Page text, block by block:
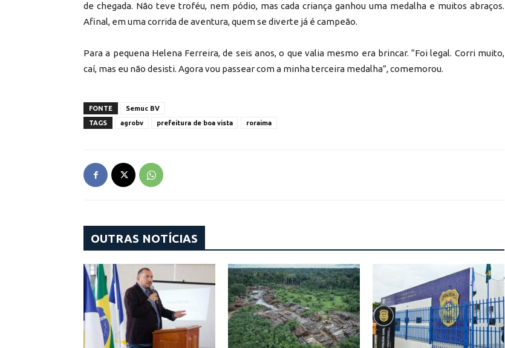
de chegada. Não teve troféu, nem pódio, mas cada criança ganhou uma medalha e muitos abraços.
Afinal, em uma corrida de aventura, quem se diverte já é campeão.
Para a pequena Helena Ferreira, de seis anos, o que valia mesmo era brincar. “Foi legal. Corri muito,
caí, mas eu não desisti. Agora vou passear com a minha terceira medalha”, comemorou.
FONTE
Semuc BV
TAGS
agrobv prefeitura de boa vista roraima
OUTRAS NOTÍCIAS